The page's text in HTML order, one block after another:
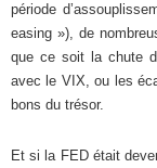
période
easing »), de
que ce soit la chute
avec le VIX, ou les
bons du trésor.
Et si la FED était